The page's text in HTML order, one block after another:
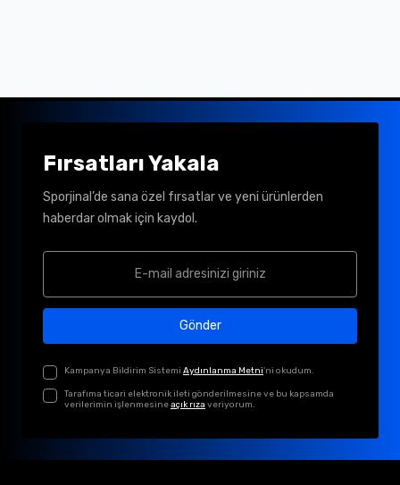
Fırsatları Yakala
Sporjinal’de sana özel fırsatlar ve yeni ürünlerden
haberdar olmak için kaydol.
Gönder
Kampanya Bildirim Sistemi Aydınlanma Metni'ni okudum.
Tarafıma ticari elektronik ileti gönderilmesine ve bu kapsamda
verilerimin işlenmesineaçık rıza veriyorum.